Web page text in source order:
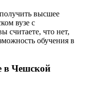
высшее
вузе с
считаете, что нет,
обучения в
в Чешской